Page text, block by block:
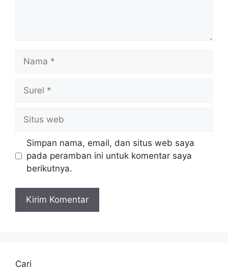
web
Simpan nama, email, dan situs web saya
pada peramban ini untuk komentar saya
berikutnya.
Cari